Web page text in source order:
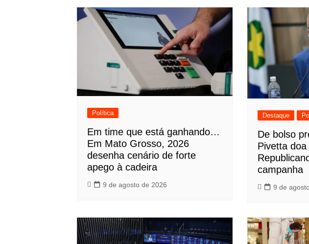
Política
Em time que está ganhando…
Em Mato Grosso, 2026
desenha cenário de forte
apego à cadeira
9 de agosto de 2026
Destaque
De bolso
Pivetta
campanha
9 de